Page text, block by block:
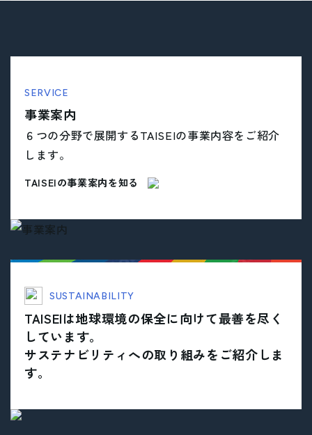
SERVICE
事業案内
６つの分野で展開するTAISEIの事業内容をご紹介
します。
TAISEIの事業案内を知る
SUSTAINABILITY
TAISEIは地球環境の保全に向けて最善を尽く
しています。
サステナビリティへの取り組みをご紹介しま
す。